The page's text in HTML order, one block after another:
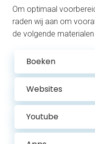
Om optimaal
raden wij aan om
de volgende
Boeken
Websites
Youtube